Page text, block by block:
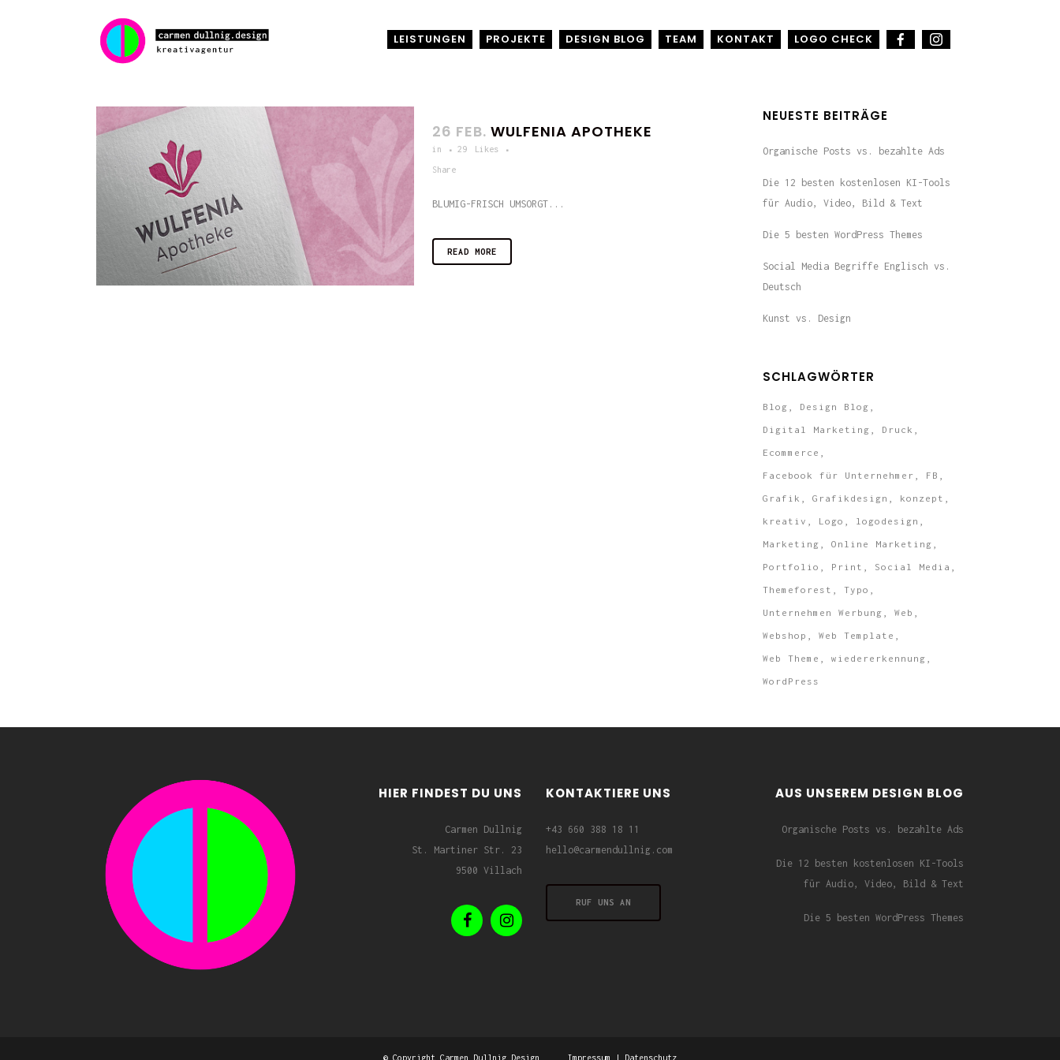
LEISTUNGEN PROJEKTE DESIGN BLOG TEAM KONTAKT LOGO CHECK
26 FEB. WULFENIA APOTHEKE
in 29 Likes
Share
BLUMIG-FRISCH UMSORGT...
READ MORE
NEUESTE BEITRÄGE
Organische Posts vs. bezahlte Ads
Die 12 besten kostenlosen KI-Tools
für Audio, Video, Bild & Text
Die 5 besten WordPress Themes
Social Media Begriffe Englisch vs.
Deutsch
Kunst vs. Design
SCHLAGWÖRTER
Blog Design Blog
Digital Marketing Druck
Ecommerce
Facebook für Unternehmer FB
Grafik Grafikdesign konzept
kreativ Logo logodesign
Marketing Online Marketing
Portfolio Print Social Media
Themeforest Typo
Unternehmen Werbung Web
Webshop Web Template
Web Theme wiedererkennung
WordPress
HIER FINDEST DU UNS
Carmen Dullnig
St. Martiner Str. 23
9500 Villach
KONTAKTIERE UNS
+43 660 388 18 11
hello@carmendullnig.com
RUF UNS AN
AUS UNSEREM DESIGN BLOG
Organische Posts vs. bezahlte Ads
Die 12 besten kostenlosen KI-Tools
für Audio, Video, Bild & Text
Die 5 besten WordPress Themes
© Copyright Carmen Dullnig Design Impressum | Datenschutz